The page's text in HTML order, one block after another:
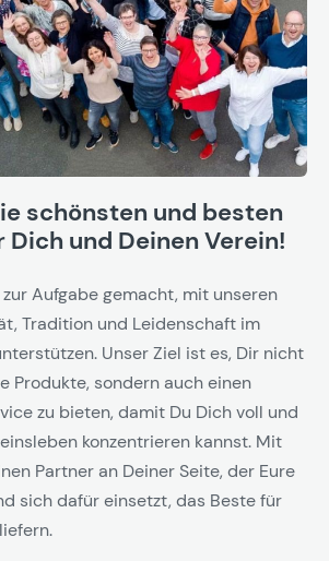
schönsten und besten
und Deinen Verein!
Aufgabe gemacht, mit unseren
Tradition und Leidenschaft im
Unser Ziel ist es, Dir nicht
Produkte, sondern auch einen
zu bieten, damit Du Dich voll und
konzentrieren kannst. Mit
Partner an Deiner Seite, der Eure
sich dafür einsetzt, das Beste für